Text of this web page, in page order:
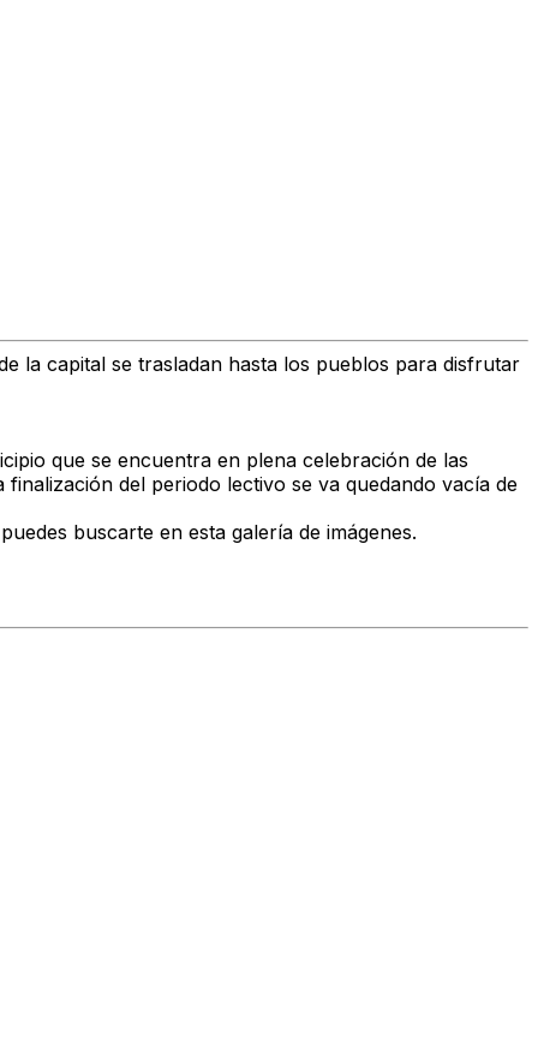
la capital se trasladan hasta los pueblos para disfrutar
que se encuentra en plena celebración de las
del periodo lectivo se va quedando vacía de
buscarte en esta galería de imágenes.